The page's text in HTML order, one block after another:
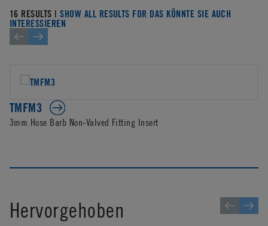
16 RESULTS |SHOW ALL RESULTS FOR DAS KÖNNTE SIE AUCH
INTERESSIEREN
TMFM3
3mm Hose Barb Non-Valved Fitting Insert
Hervorgehoben